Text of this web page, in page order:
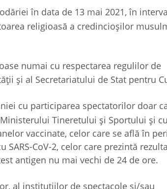
în data de 13 mai 2021, în
religioasă a credincioșilor
numai cu respectarea regulilor de
și al Secretariatului de Stat pentru
cu participarea spectatorilor doar
Tineretului și Sportului și cu
vaccinate, celor care se află în
CoV-2, celor care prezintă
antigen nu mai vechi de 24 de ore.
al instituțiilor de spectacole și/sau